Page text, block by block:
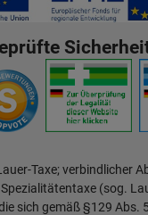
Taxe; verbindlicher
(sog.
sich gemäß §129 Abs.